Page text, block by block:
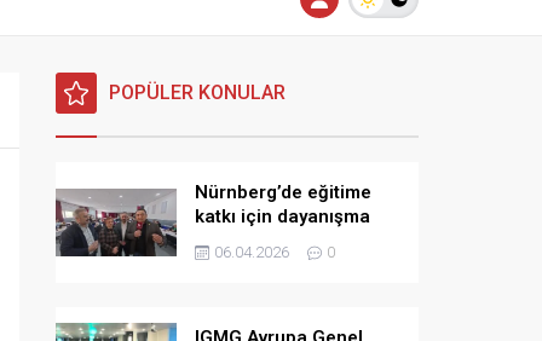
POPÜLER KONULAR
Nürnberg’de eğitime
katkı için dayanışma
kahvaltısı
06.04.2026 0